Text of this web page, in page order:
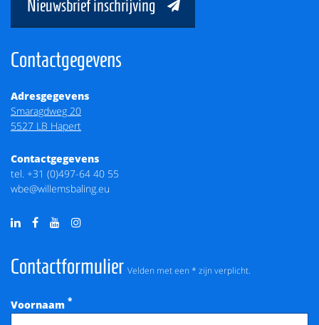
Nieuwsbrief inschrijving
Contactformulier Velden met een * zijn verplicht.
Voornaam *
Contactgegevens
Adresgegevens
Smaragdweg 20
5527 LB Hapert
Contactgegevens
tel. +31 (0)497-64 40 55
wbe@willemsbaling.eu